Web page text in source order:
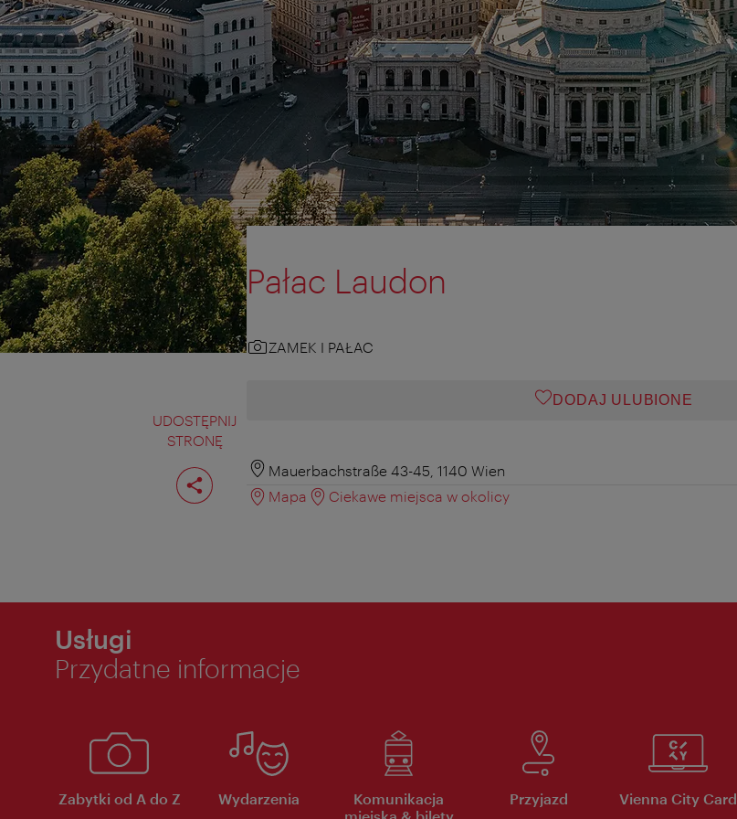
UDOSTĘPNIJ
STRONĘ
Podziel
stronę
Pałac Laudon
ZAMEK I PAŁAC
DODAJ ULUBIONE
Mauerbachstraße 43-45, 1140 Wien
Mapa
Ciekawe miejsca w okolicy
Usługi
Przydatne informacje
Zabytki od A do Z Wydarzenia
Komunikacja
Przyjazd Vienna City Card